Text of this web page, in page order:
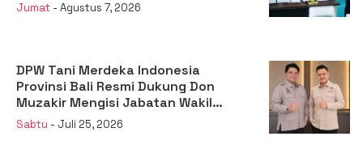
Jumat - Agustus 7, 2026
DPW Tani Merdeka Indonesia
Provinsi Bali Resmi Dukung Don
Muzakir Mengisi Jabatan Wakil
Menteri Pertanian RI
Sabtu - Juli 25, 2026